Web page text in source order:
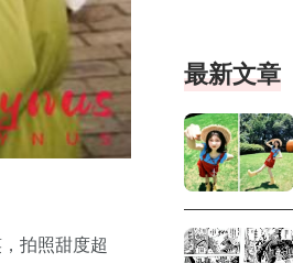
拍照甜度超
最新文章